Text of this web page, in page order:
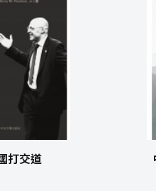
打交道